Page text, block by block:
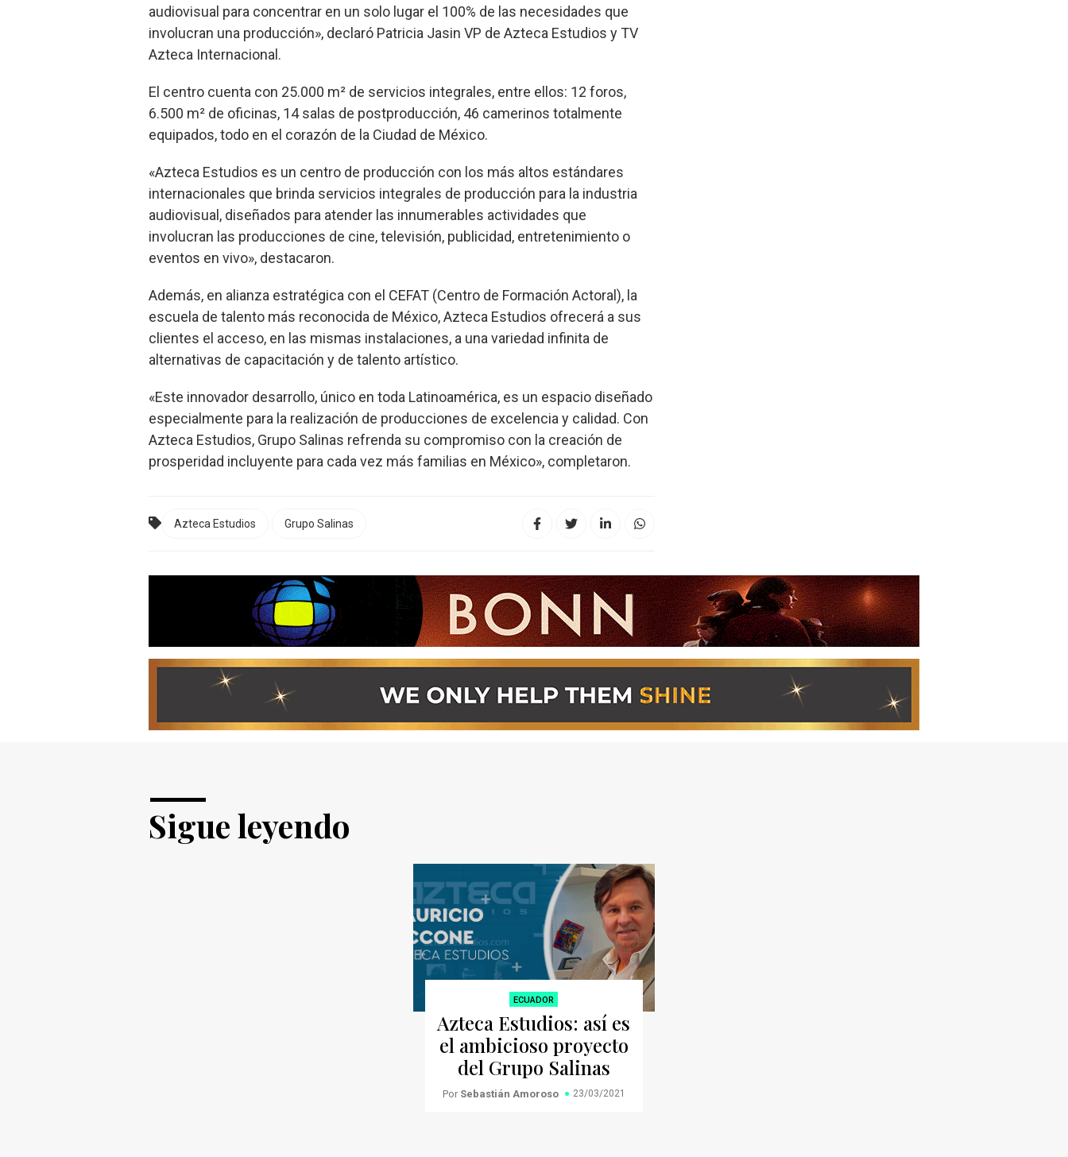
audiovisual para concentrar en un solo lugar el 100% de las necesidades que
involucran una producción», declaró Patricia Jasin VP de Azteca Estudios y TV
Azteca Internacional.
El centro cuenta con 25.000 m² de servicios integrales, entre ellos: 12 foros,
6.500 m² de oficinas, 14 salas de postproducción, 46 camerinos totalmente
equipados, todo en el corazón de la Ciudad de México.
«Azteca Estudios es un centro de producción con los más altos estándares
internacionales que brinda servicios integrales de producción para la industria
audiovisual, diseñados para atender las innumerables actividades que
involucran las producciones de cine, televisión, publicidad, entretenimiento o
eventos en vivo», destacaron.
Además, en alianza estratégica con el CEFAT (Centro de Formación Actoral), la
escuela de talento más reconocida de México, Azteca Estudios ofrecerá a sus
clientes el acceso, en las mismas instalaciones, a una variedad infinita de
alternativas de capacitación y de talento artístico.
«Este innovador desarrollo, único en toda Latinoamérica, es un espacio diseñado
especialmente para la realización de producciones de excelencia y calidad. Con
Azteca Estudios, Grupo Salinas refrenda su compromiso con la creación de
prosperidad incluyente para cada vez más familias en México», completaron.
Azteca Estudios Grupo Salinas
Sigue leyendo
ECUADOR
Azteca Estudios: así es
el ambicioso proyecto
del Grupo Salinas
Por Sebastián Amoroso 23/03/2021